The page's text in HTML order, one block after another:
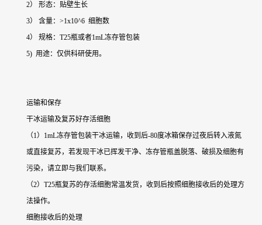
2） 形态：贴壁生长
3） 含量：>1x10^6 细胞数
4） 规格：T25瓶或者1mL冻存管包装
5) 用途：仅供科研使用。
运输和保存
干冰运输及复苏好存活细胞
（1）1mL冻存管包装干冰运输，收到后-80度冰箱保存过夜后转入液氮
或直接复苏，若发现干冰已挥发干净、冻存管瓶盖脱落、破损及细胞有
污染，请立即与我们联系。
（2）T25瓶复苏的存活细胞常温发货，收到后按照细胞接收后的处理方
法操作。
细胞接收后的处理